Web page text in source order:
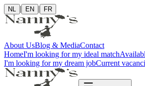
NL | EN | FR
About UsBlog & MediaContact
HomeI'm looking for my ideal match
I'm looking for my dream jobCurrent